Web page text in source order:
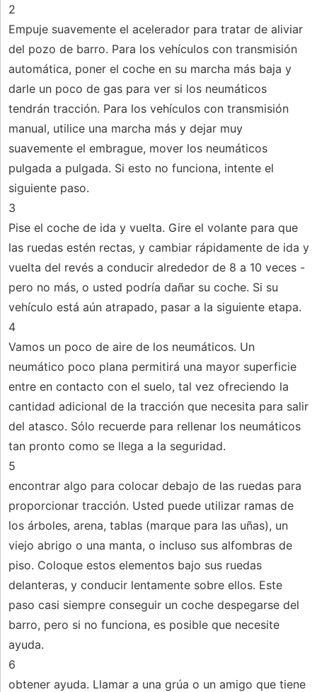
2
Empuje suavemente el acelerador para tratar de aliviar
del pozo de barro. Para los vehículos con transmisión
automática, poner el coche en su marcha más baja y
darle un poco de gas para ver si los neumáticos
tendrán tracción. Para los vehículos con transmisión
manual, utilice una marcha más y dejar muy
suavemente el embrague, mover los neumáticos
pulgada a pulgada. Si esto no funciona, intente el
siguiente paso.
3
Pise el coche de ida y vuelta. Gire el volante para que
las ruedas estén rectas, y cambiar rápidamente de ida y
vuelta del revés a conducir alrededor de 8 a 10 veces -
pero no más, o usted podría dañar su coche. Si su
vehículo está aún atrapado, pasar a la siguiente etapa.
4
Vamos un poco de aire de los neumáticos. Un
neumático poco plana permitirá una mayor superficie
entre en contacto con el suelo, tal vez ofreciendo la
cantidad adicional de la tracción que necesita para salir
del atasco. Sólo recuerde para rellenar los neumáticos
tan pronto como se llega a la seguridad.
5
encontrar algo para colocar debajo de las ruedas para
proporcionar tracción. Usted puede utilizar ramas de
los árboles, arena, tablas (marque para las uñas), un
viejo abrigo o una manta, o incluso sus alfombras de
piso. Coloque estos elementos bajo sus ruedas
delanteras, y conducir lentamente sobre ellos. Este
paso casi siempre conseguir un coche despegarse del
barro, pero si no funciona, es posible que necesite
ayuda.
6
obtener ayuda. Llamar a una grúa o un amigo que tiene